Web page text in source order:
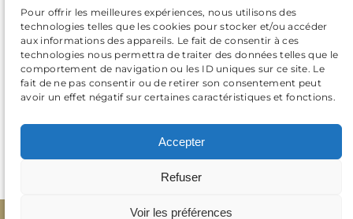
Pour offrir les meilleures expériences, nous utilisons des
technologies telles que les cookies pour stocker et/ou accéder
aux informations des appareils. Le fait de consentir à ces
technologies nous permettra de traiter des données telles que le
comportement de navigation ou les ID uniques sur ce site. Le
fait de ne pas consentir ou de retirer son consentement peut
avoir un effet négatif sur certaines caractéristiques et fonctions.
Accepter
Refuser
Voir les préférences
Vous souhaitez me
contacter ?
Avant de me contacter, je vous invite à consulter
FAQ (foire aux questions)
. La réponse à votre
interrogation s’y trouve certainement.
Consulter la F.A.Q